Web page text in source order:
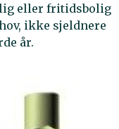
eller fritidsbolig
ikke sjeldnere
år.